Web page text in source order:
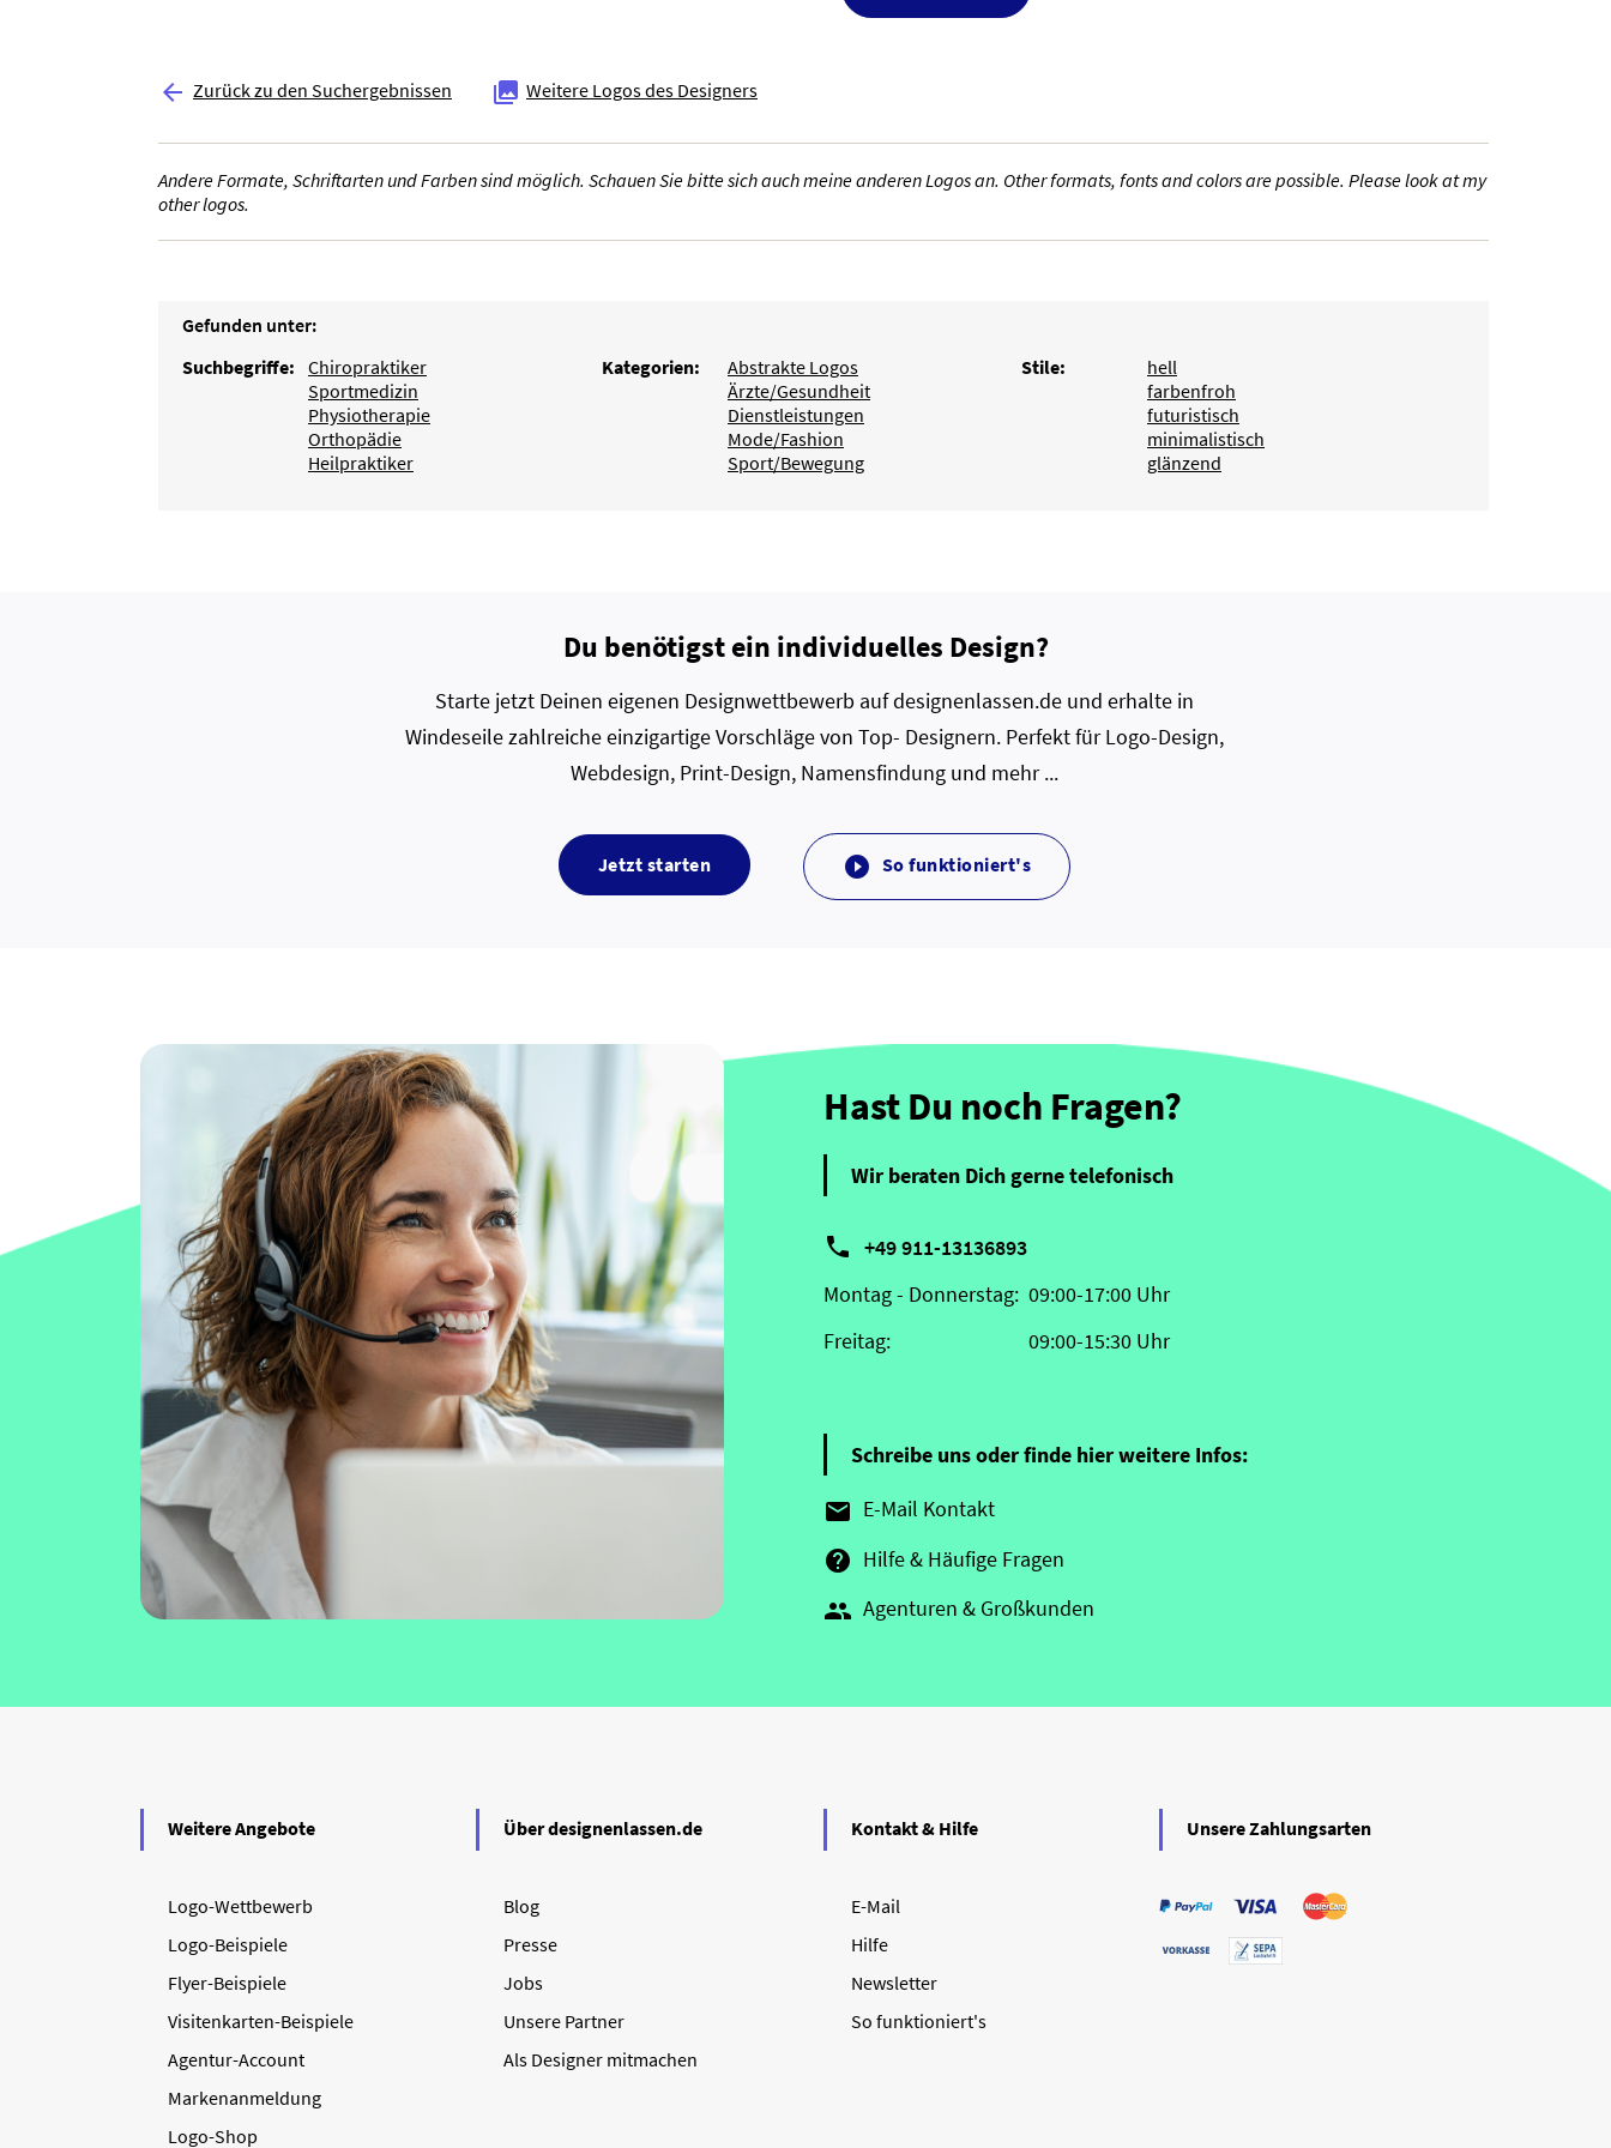
 Zurück zu den Suchergebnissen  Weitere Logos des Designers
Andere Formate, Schriftarten und Farben sind möglich. Schauen Sie bitte sich auch meine anderen Logos an. Other formats, fonts and colors are possible. Please look at my
other logos.
Gefunden unter:
Suchbegriffe: Chiropraktiker
Sportmedizin
Physiotherapie
Orthopädie
Heilpraktiker
Kategorien:
Abstrakte Logos
Ärzte/Gesundheit
Dienstleistungen
Mode/Fashion
Sport/Bewegung
Stile:
hell
farbenfroh
futuristisch
minimalistisch
glänzend
Du benötigst ein individuelles Design?
Starte jetzt Deinen eigenen Designwettbewerb auf designenlassen.de und erhalte in
Windeseile zahlreiche einzigartige Vorschläge von Top- Designern. Perfekt für Logo-Design,
Webdesign, Print-Design, Namensfindung und mehr ...
Jetzt starten  So funktioniert's
Hast Du noch Fragen?
Wir beraten Dich gerne telefonisch
 +49 911-13136893
Montag - Donnerstag:
Freitag:
09:00-17:00 Uhr
09:00-15:30 Uhr
Schreibe uns oder finde hier weitere Infos:
 E-Mail Kontakt
 Hilfe & Häufige Fragen
 Agenturen & Großkunden
Weitere Angebote
Logo-Wettbewerb
Logo-Beispiele
Flyer-Beispiele
Visitenkarten-Beispiele
Agentur-Account
Markenanmeldung
Logo-Shop
Über designenlassen.de
Blog
Presse
Jobs
Unsere Partner
Als Designer mitmachen
Kontakt & Hilfe
E-Mail
Hilfe
Newsletter
So funktioniert's
Unsere Zahlungsarten